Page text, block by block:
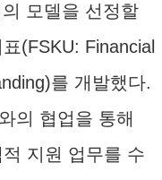
모델을 선정할
(FSKU: Financial
를 개발했다.
의 협업을 통해
지원 업무를 수